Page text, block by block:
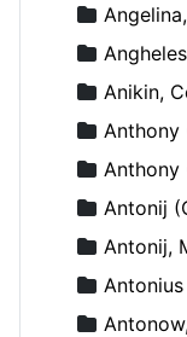
Anikin,
Anthony
Antonij
Antonij,